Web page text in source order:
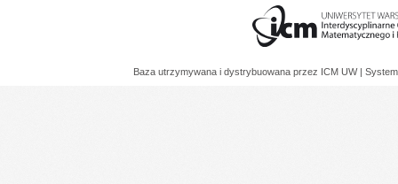
Baza utrzymywana i dystrybuowana przez ICM UW |